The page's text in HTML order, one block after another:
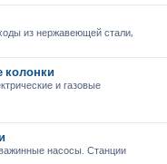
из нержавеющей стали,
колонки
и газовые
насосы. Станции